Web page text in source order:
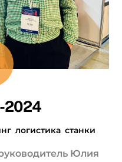
2024
,логистика ,станки
Юлия